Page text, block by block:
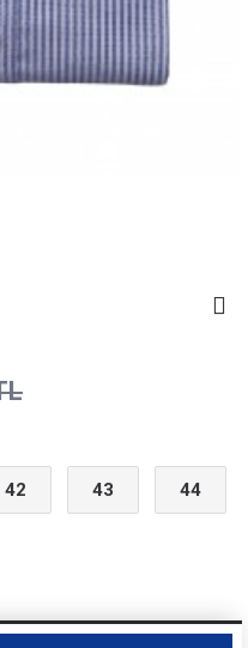
42 43 44